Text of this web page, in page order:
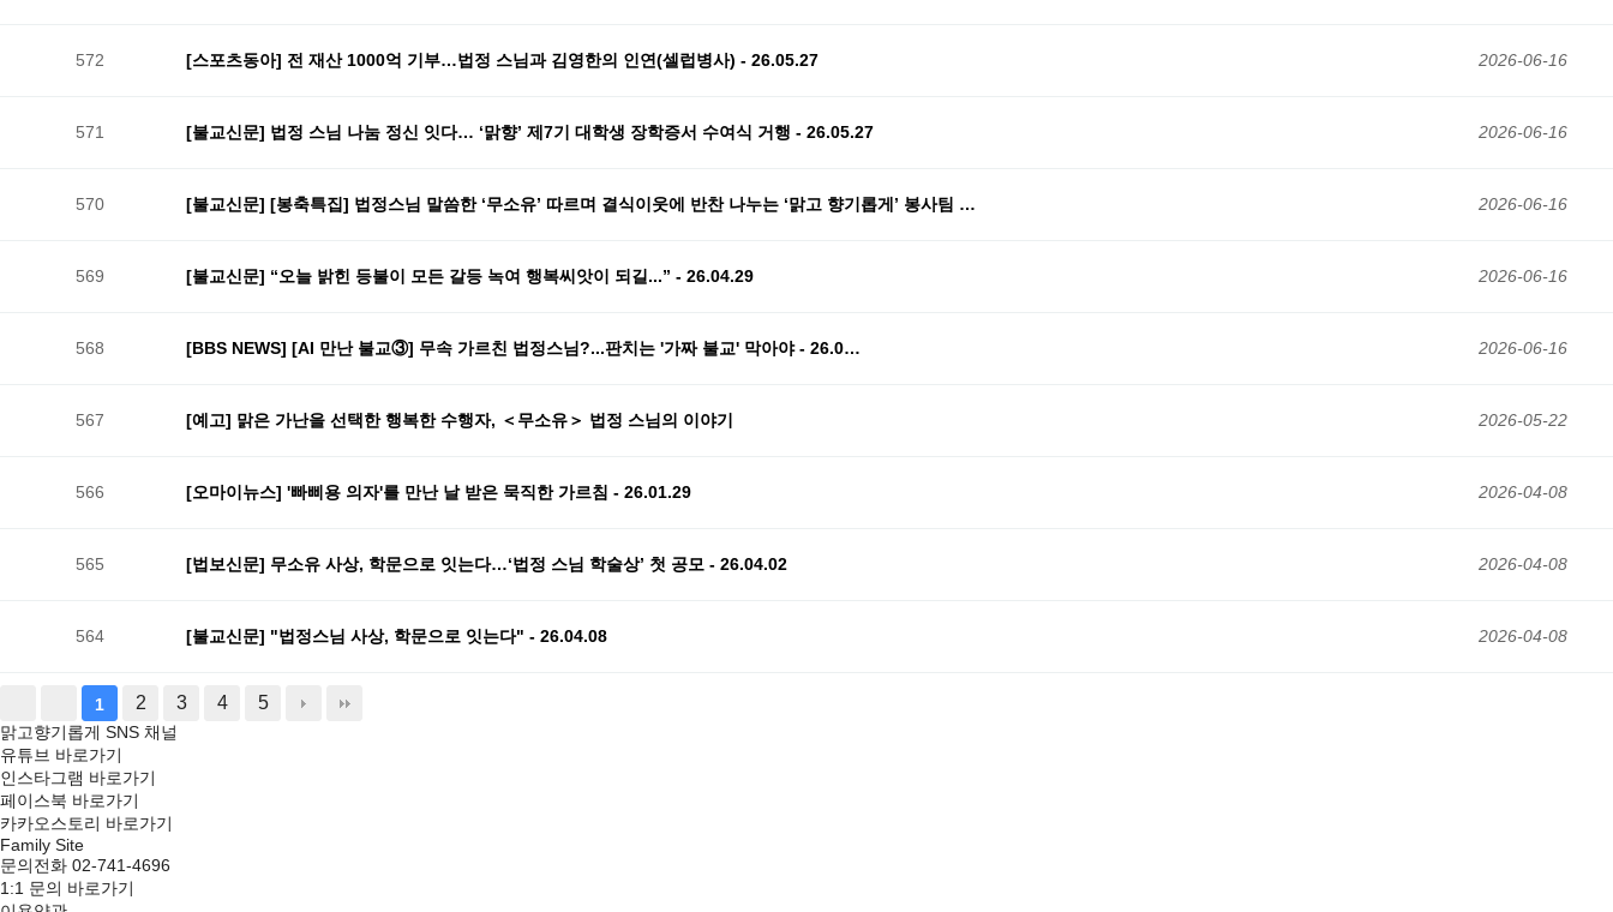
572 [스포츠동아] 전 재산 1000억 기부…법정 스님과 김영한의 인연(셀럽병사) - 26.05.27 2026-06-16
571 [불교신문] 법정 스님 나눔 정신 잇다… ‘맑향’ 제7기 대학생 장학증서 수여식 거행 - 26.05.27 2026-06-16
570 [불교신문] [봉축특집] 법정스님 말씀한 ‘무소유’ 따르며 결식이웃에 반찬 나누는 ‘맑고 향기롭게’ 봉사팀 … 2026-06-16
569 [불교신문] “오늘 밝힌 등불이 모든 갈등 녹여 행복씨앗이 되길...” - 26.04.29 2026-06-16
568 [BBS NEWS] [AI 만난 불교③] 무속 가르친 법정스님?...판치는 '가짜 불교' 막아야 - 26.0… 2026-06-16
567 [예고] 맑은 가난을 선택한 행복한 수행자, ＜무소유＞ 법정 스님의 이야기 2026-05-22
566 [오마이뉴스] '빠삐용 의자'를 만난 날 받은 묵직한 가르침 - 26.01.29 2026-04-08
565 [법보신문] 무소유 사상, 학문으로 잇는다…‘법정 스님 학술상’ 첫 공모 - 26.04.02 2026-04-08
564 [불교신문] "법정스님 사상, 학문으로 잇는다" - 26.04.08 2026-04-08
1 2 3 4 5
맑고향기롭게 SNS 채널
유튜브 바로가기
인스타그램 바로가기
페이스북 바로가기
카카오스토리 바로가기
Family Site
문의전화 02-741-4696
1:1 문의 바로가기